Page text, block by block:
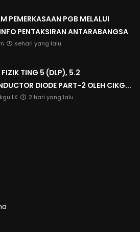
PEMERKASAAN PGB MELALUI
PENTAKSIRAN ANTARABANGSA
sehari yang lalu
TING 5 (DLP), 5.2
DIODE PART-2 OLEH CIKG...
LK 2 hari yang lalu